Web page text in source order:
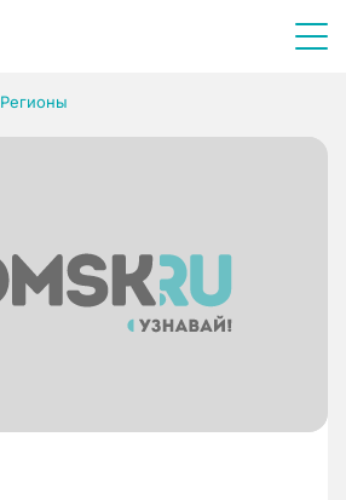
Регионы